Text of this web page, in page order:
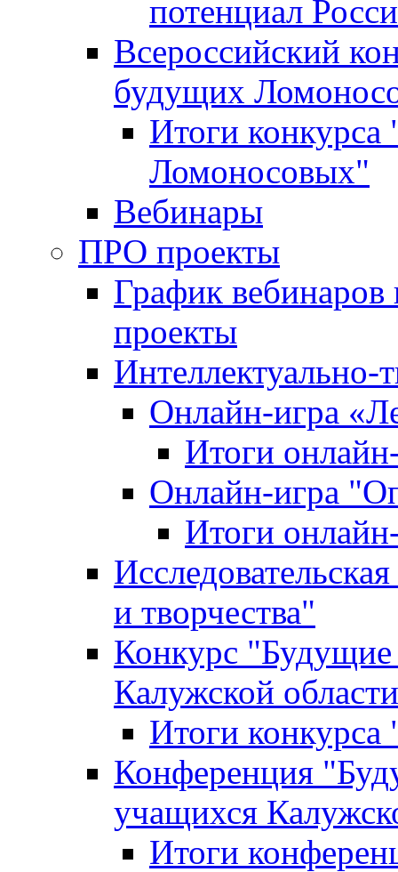
потенциал
Всероссийский
будущих
Итоги
Ломоносовых"
Вебинары
ПРО проекты
График
проекты
Интеллектуально-
Онлайн-игра
Итоги
Онлайн-игра
Итоги
и творчества"
Конкурс
Калужской области
Итоги
Конференция
учащихся
Итоги